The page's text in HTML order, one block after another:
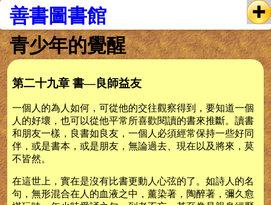
善書圖書館
青少年的覺醒
第二十九章 書—良師益友
一個人的為人如何，可從他的交往觀察得到，要知道一個
人的好壞，也可以從他平常所喜歡閱讀的書來推斷。讀書
和朋友一樣，良書如良友，一個人必須經常保持一些好同
伴，或是書本，或是朋友，無論過去、現在以及將來，莫
不皆然。
在這世上，實在是沒有比書更動人心弦的了。如詩人的名
句，無形混合在人的血液之中，薰染著，陶醉著，彌久愈